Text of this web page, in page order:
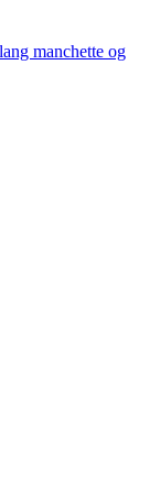
manchette og